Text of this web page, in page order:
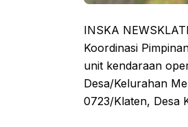
INSKA
Koordinasi
unit kendaraan
Desa/Kelurahan
0723/Klaten, Desa